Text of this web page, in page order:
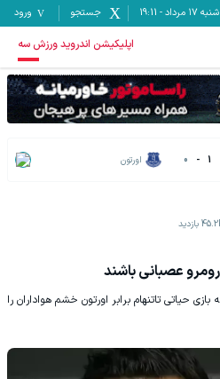
شنبه ۱۷ مرداد -
19:11 جستجو ورود
اپلیکیشن اندروید ورزش سه
1
-
0 اورتون
بازدید
عصبانی باشند
حیاتی تاتنهام برابر اورتون خشم هواداران را